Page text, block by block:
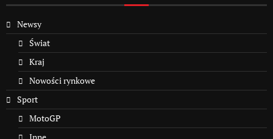
Newsy
Świat
Kraj
Nowości rynkowe
Sport
MotoGP
Inne